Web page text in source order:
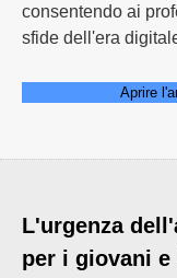
consentendo ai
sfide dell'era
Aprire
L'urgenza
per i giovani